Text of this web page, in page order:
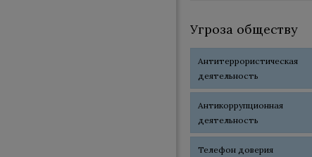
Угроза обществу
Антитеррористическая
деятельность
Антикоррупционная
деятельность
Телефон доверия